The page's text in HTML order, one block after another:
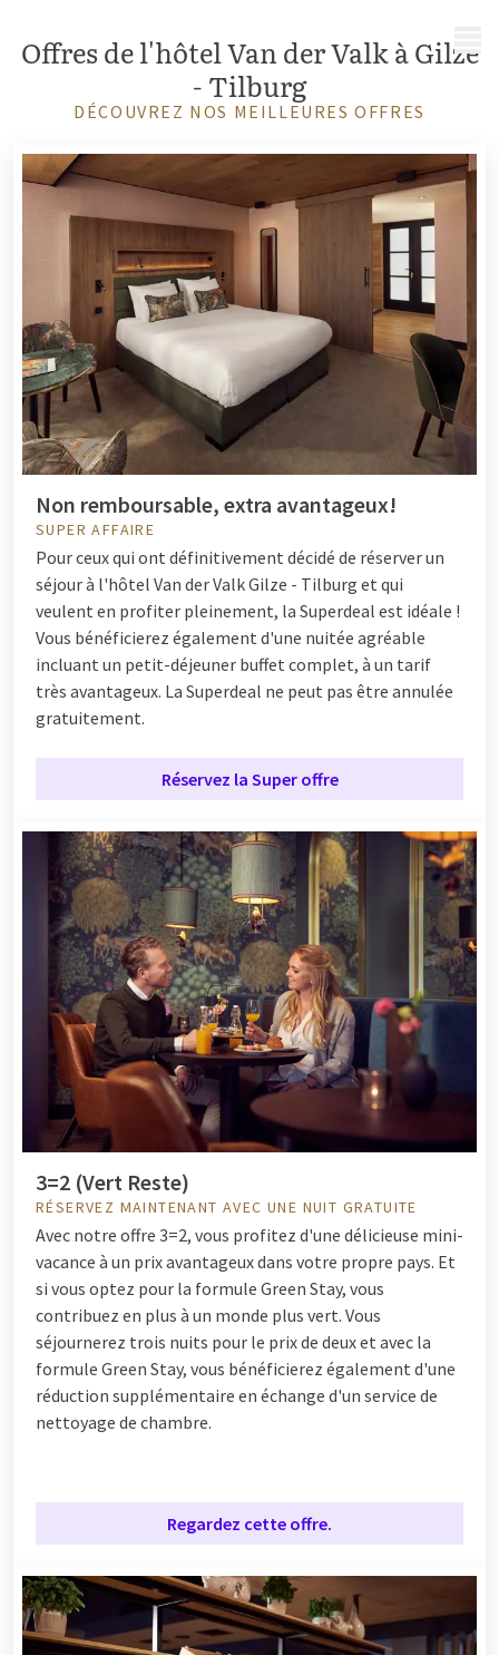
Offres de l'hôtel Van der Valk à Gilze
- Tilburg
DÉCOUVREZ NOS MEILLEURES OFFRES
Non remboursable, extra avantageux!
SUPER AFFAIRE
Pour ceux qui ont définitivement décidé de réserver un
séjour à l'hôtel Van der Valk Gilze - Tilburg et qui
veulent en profiter pleinement, la Superdeal est idéale !
Vous bénéficierez également d'une nuitée agréable
incluant un petit-déjeuner buffet complet, à un tarif
très avantageux. La Superdeal ne peut pas être annulée
gratuitement.
Réservez la Super offre
3=2 (Vert Reste)
RÉSERVEZ MAINTENANT AVEC UNE NUIT GRATUITE
Avec notre offre 3=2, vous profitez d'une délicieuse mini-
vacance à un prix avantageux dans votre propre pays. Et
si vous optez pour la formule Green Stay, vous
contribuez en plus à un monde plus vert. Vous
séjournerez trois nuits pour le prix de deux et avec la
formule Green Stay, vous bénéficierez également d'une
réduction supplémentaire en échange d'un service de
nettoyage de chambre.
Regardez cette offre.